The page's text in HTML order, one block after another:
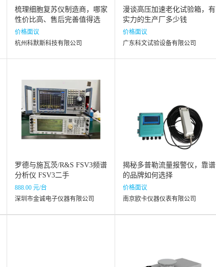
梳理细胞复苏仪制造商，哪家
性价比高、售后完善值得选
价格面议
杭州科默斯科技有限公司
漫谈高压加速老化试验箱，有
实力的生产厂多少钱
价格面议
广东科文试验设备有限公司
罗德与施瓦茨/R&S FSV3频谱
分析仪 FSV3二手
888.00 元/台
深圳市金诚电子仪器有限公司
揭秘多普勒流量报警仪，靠谱
的品牌如何选择
价格面议
南京欧卡仪器仪表有限公司